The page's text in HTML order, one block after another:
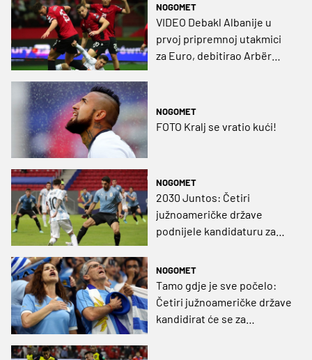
NOGOMET
VIDEO Debakl Albanije u
prvoj pripremnoj utakmici
za Euro, debitirao Arbër
NOGOMET
FOTO Kralj se vratio kući!
NOGOMET
2030 Juntos: Četiri
južnoameričke države
podnijele kandidaturu za
NOGOMET
Tamo gdje je sve počelo:
Četiri južnoameričke države
kandidirat će se za